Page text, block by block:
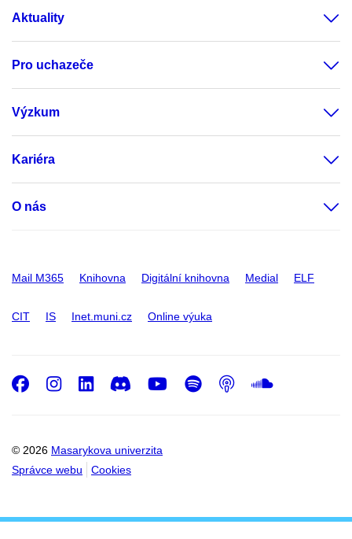
Aktuality
Pro uchazeče
Výzkum
Kariéra
O nás
Mail M365 Knihovna Digitální knihovna Medial ELF
CIT IS Inet.muni.cz Online výuka
© 2026 Masarykova univerzita
Správce webu
Cookies
Facebook
Instagram
LinkedIn
DiscordYoutube
Spotify
Podcast